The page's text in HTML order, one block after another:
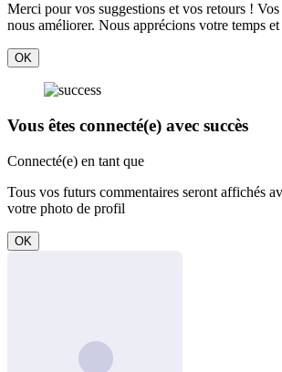
Merci pour vos suggestions et vos retours ! Vos
nous améliorer. Nous apprécions votre temps
OK
Vous êtes connecté(e) avec succès
Connecté(e) en tant que
Tous vos futurs commentaires seront affichés
votre photo de profil
OK